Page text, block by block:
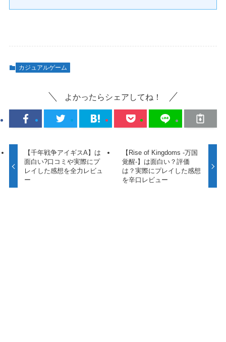
カジュアルゲーム
よかったらシェアしてね！
【千年戦争アイギスA】は
面白い?口コミや実際にプ
レイした感想を全力レビュ
ー
【Rise of Kingdoms -万国
覚醒-】は面白い？評価
は？実際にプレイした感想
を辛口レビュー